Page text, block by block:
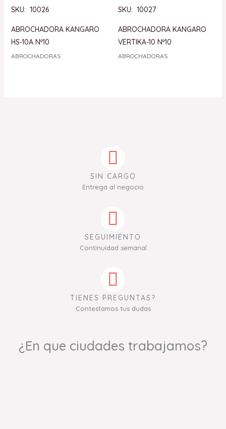
SKU: 10026
ABROCHADORA KANGARO
HS-10A Nº10
ABROCHADORAS
SKU: 10027
ABROCHADORA KANGARO
VERTIKA-10 Nº10
ABROCHADORAS
SIN CARGO
Entrega al negocio
SEGUIMIENTO
Continuidad semanal
TIENES PREGUNTAS?
Contestamos tus dudas
¿En que ciudades trabajamos?